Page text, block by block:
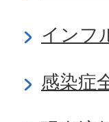
インフ
感染症